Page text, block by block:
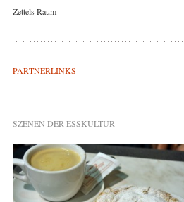
Zettels Raum
PARTNERLINKS
SZENEN DER ESSKULTUR